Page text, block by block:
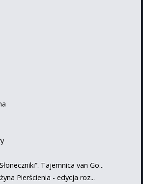
Tajemnica van Go...
Pierścienia - edycja roz...